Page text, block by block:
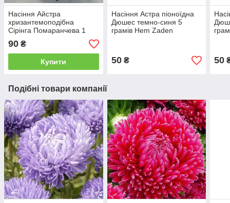
Насіння Айстра
хризантемоподібна
Сірінга Помаранчева 1
грам Satimex
90 ₴
Купити
Насіння Астра піоноїдна
Дюшес темно-синя 5
грамів Hem Zaden
50₴ 50
Подібні товари компанії